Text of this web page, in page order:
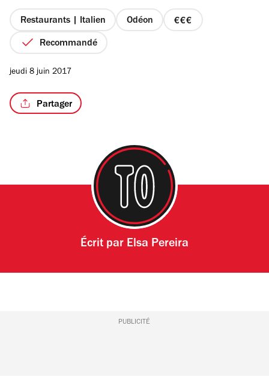
Restaurants | Italien Odéon
prix
Recommandé
jeudi 8 juin 2017
Partager
Écrit par Elsa Pereira
PUBLICITÉ